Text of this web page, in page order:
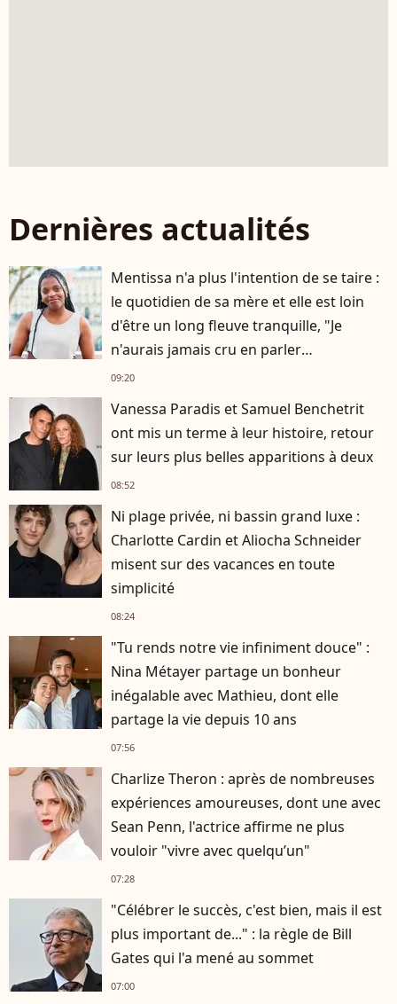
Dernières actualités
Mentissa n'a plus l'intention de se taire :
le quotidien de sa mère et elle est loin
d'être un long fleuve tranquille, "Je
n'aurais jamais cru en parler
publiquement"
09:20
Vanessa Paradis et Samuel Benchetrit
ont mis un terme à leur histoire, retour
sur leurs plus belles apparitions à deux
08:52
Ni plage privée, ni bassin grand luxe :
Charlotte Cardin et Aliocha Schneider
misent sur des vacances en toute
simplicité
08:24
"Tu rends notre vie infiniment douce" :
Nina Métayer partage un bonheur
inégalable avec Mathieu, dont elle
partage la vie depuis 10 ans
07:56
Charlize Theron : après de nombreuses
expériences amoureuses, dont une avec
Sean Penn, l'actrice affirme ne plus
vouloir "vivre avec quelqu’un"
07:28
"Célébrer le succès, c'est bien, mais il est
plus important de..." : la règle de Bill
Gates qui l'a mené au sommet
07:00